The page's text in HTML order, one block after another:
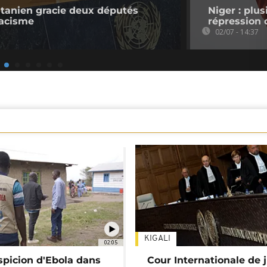
gracie deux députés
Niger :
répression
02/07 - 14:37
02:05
d'Ebola dans
KIGALI
Cour Internationale de